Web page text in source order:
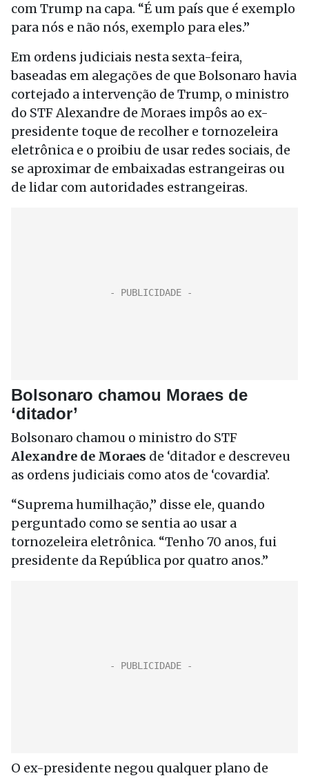
com Trump na capa. “É um país que é exemplo
para nós e não nós, exemplo para eles.”
Em ordens judiciais nesta sexta-feira,
baseadas em alegações de que Bolsonaro havia
cortejado a intervenção de Trump, o ministro
do STF Alexandre de Moraes impôs ao ex-
presidente toque de recolher e tornozeleira
eletrônica e o proibiu de usar redes sociais, de
se aproximar de embaixadas estrangeiras ou
de lidar com autoridades estrangeiras.
Bolsonaro chamou Moraes de
‘ditador’
Bolsonaro chamou o ministro do STF
Alexandre de Moraes de ‘ditador e descreveu
as ordens judiciais como atos de ‘covardia’.
“Suprema humilhação,” disse ele, quando
perguntado como se sentia ao usar a
tornozeleira eletrônica. “Tenho 70 anos, fui
presidente da República por quatro anos.”
O ex-presidente negou qualquer plano de